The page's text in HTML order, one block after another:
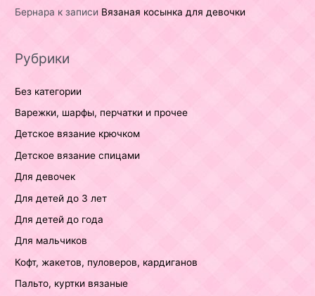
Бернара к записи Вязаная косынка для девочки
Рубрики
Без категории
Варежки, шарфы, перчатки и прочее
Детское вязание крючком
Детское вязание спицами
Для девочек
Для детей до 3 лет
Для детей до года
Для мальчиков
Кофт, жакетов, пуловеров, кардиганов
Пальто, куртки вязаные